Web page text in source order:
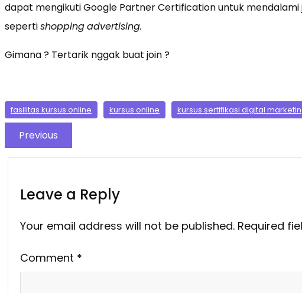
dapat mengikuti Google Partner Certification untuk mendalami
sepertishoppingadvertising.
Gimana ? Tertarik nggak buat join ?
fasilitas kursus online kursus online kursus sertifikasi digital
Previous
Leave a Reply
Your email address will not be published. Required
Comment *